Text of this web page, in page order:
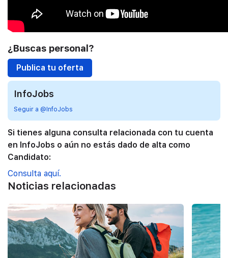
¿Buscas personal?
Publica tu oferta
InfoJobs
Seguir a @InfoJobs
Si tienes alguna consulta relacionada con tu cuenta
en InfoJobs o aún no estás dado de alta como
Candidato:
Consulta aquí.
Noticias relacionadas